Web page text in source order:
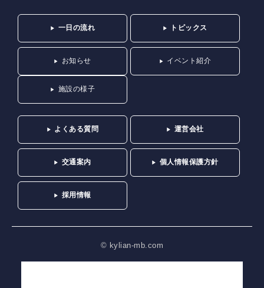
一日の流れ トピックス
お知らせ イベント紹介
施設の様子
よくある質問 運営会社
交通案内 個人情報保護方針
採用情報
© kylian-mb.com